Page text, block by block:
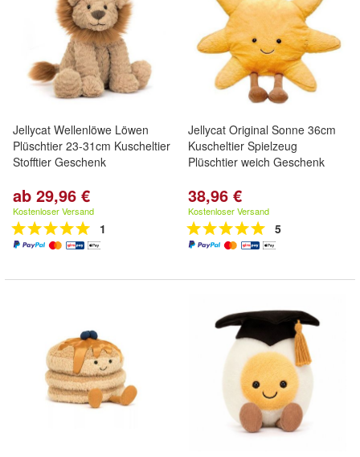
Jellycat Wellenlöwe Löwen
Plüschtier 23-31cm Kuscheltier
Stofftier Geschenk
ab 29,96 €
Kostenloser Versand
1
Jellycat Original Sonne 36cm
Kuscheltier Spielzeug
Plüschtier weich Geschenk
38,96 €
Kostenloser Versand
5